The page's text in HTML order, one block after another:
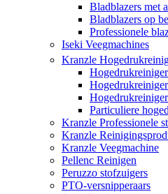
Bladblazers met
Bladblazers op
Professionele
Iseki Veegmachines
Kranzle
Particuliere
Kranzle Professionele
Kranzle
Kranzle Veegmachine
Pellenc Reinigen
Peruzzo stofzuigers
PTO-versnipperaars